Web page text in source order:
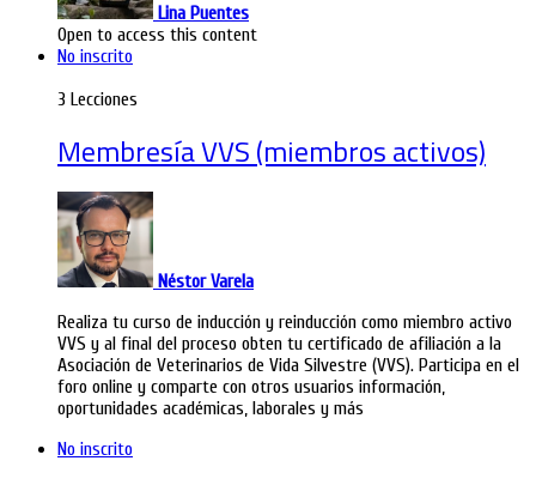
Lina Puentes
Open to access this content
No inscrito
3 Lecciones
Membresía VVS (miembros activos)
Néstor Varela
Realiza tu curso de inducción y reinducción como miembro activo
VVS y al final del proceso obten tu certificado de afiliación a la
Asociación de Veterinarios de Vida Silvestre (VVS). Participa en el
foro online y comparte con otros usuarios información,
oportunidades académicas, laborales y más
No inscrito